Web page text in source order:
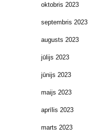
oktobris 2023
septembris 2023
augusts 2023
jūlijs 2023
jūnijs 2023
maijs 2023
aprīlis 2023
marts 2023